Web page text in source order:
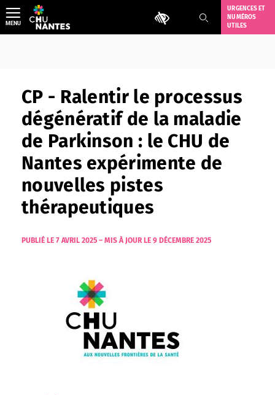
Aller
au
contenu
Outils d'accessibilité
URGENCES ET
NUMÉROS
UTILES
MENU
CP - Ralentir le processus
dégénératif de la maladie
de Parkinson : le CHU de
Nantes expérimente de
nouvelles pistes
thérapeutiques
PUBLIÉ LE 7 AVRIL 2025 – MIS À JOUR LE 9 DÉCEMBRE 2025